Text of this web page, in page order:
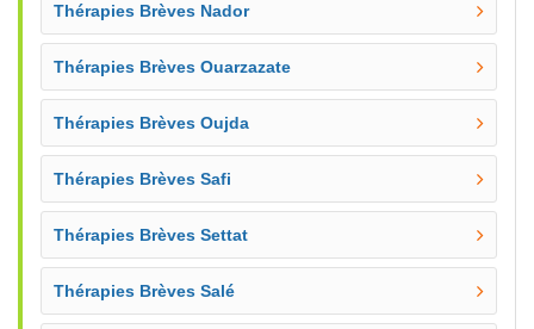
Thérapies Brèves Nador
Thérapies Brèves Ouarzazate
Thérapies Brèves Oujda
Thérapies Brèves Safi
Thérapies Brèves Settat
Thérapies Brèves Salé